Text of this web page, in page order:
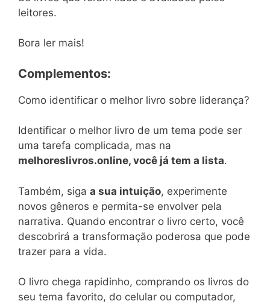
leitores.
Bora ler mais!
Complementos:
Como identificar o melhor livro sobre liderança?
Identificar o melhor livro de um tema pode ser
uma tarefa complicada, mas na
melhoreslivros.online, você já tem a lista.
Também, siga a sua intuição, experimente
novos gêneros e permita-se envolver pela
narrativa. Quando encontrar o livro certo, você
descobrirá a transformação poderosa que pode
trazer para a vida.
O livro chega rapidinho, comprando os livros do
seu tema favorito, do celular ou computador,